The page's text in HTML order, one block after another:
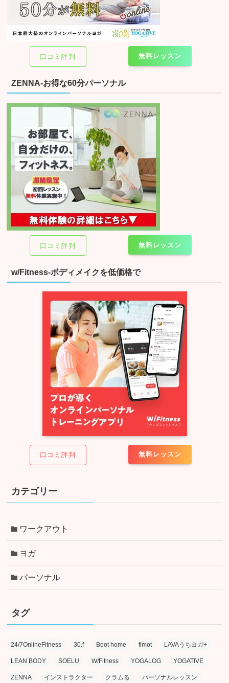
口コミ評判 無料レッスン
ZENNA-お得な60分パーソナル
口コミ評判 無料レッスン
w/Fitness-ボディメイクを低価格で
口コミ評判 無料レッスン
カテゴリー
ワークアウト
ヨガ
パーソナル
タグ
24/7OnlineFitness 30.f Boot home fimot LAVAうちヨガ+
LEAN BODY SOELU W/Fitness YOGALOG YOGATIVE
ZENNA インストラクター クラムる パーソナルレッスン